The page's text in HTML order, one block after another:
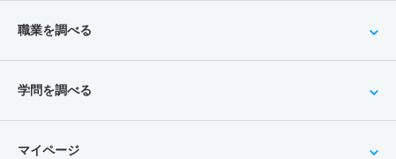
職業を調べる
学問を調べる
マイページ